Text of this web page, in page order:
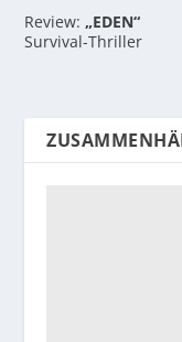
Review:„EDEN“
Survival-Thriller